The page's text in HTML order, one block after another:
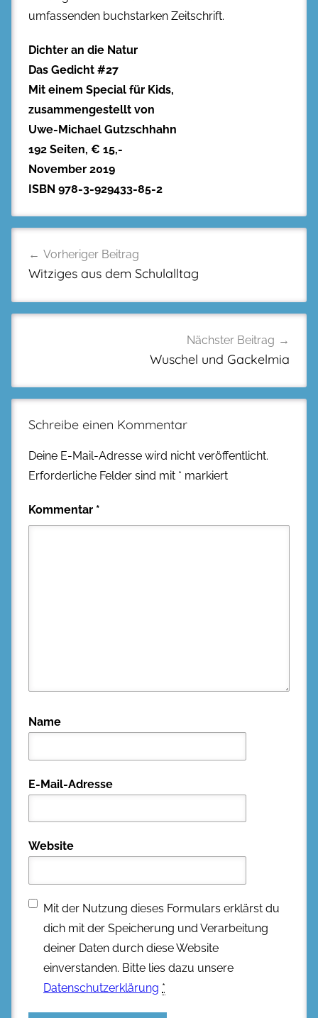
umfassenden buchstarken Zeitschrift.
Dichter an die Natur
Das Gedicht #27
Mit einem Special für Kids,
zusammengestellt von
Uwe-Michael Gutzschhahn
192 Seiten, € 15,-
November 2019
ISBN 978-3-929433-85-2
Vorheriger Beitrag
Witziges aus dem Schulalltag
Nächster Beitrag
Wuschel und Gackelmia
Schreibe einen Kommentar
Deine E-Mail-Adresse wird nicht veröffentlicht.
Erforderliche Felder sind mit * markiert
Kommentar *
Name
E-Mail-Adresse
Website
Mit der Nutzung dieses Formulars erklärst du
dich mit der Speicherung und Verarbeitung
deiner Daten durch diese Website
einverstanden. Bitte lies dazu unsere
Datenschutzerklärung *